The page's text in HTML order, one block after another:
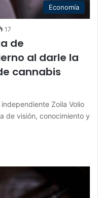
Economía
17
de
al darle la
cannabis
Zoila Volio
de visión, conocimiento y